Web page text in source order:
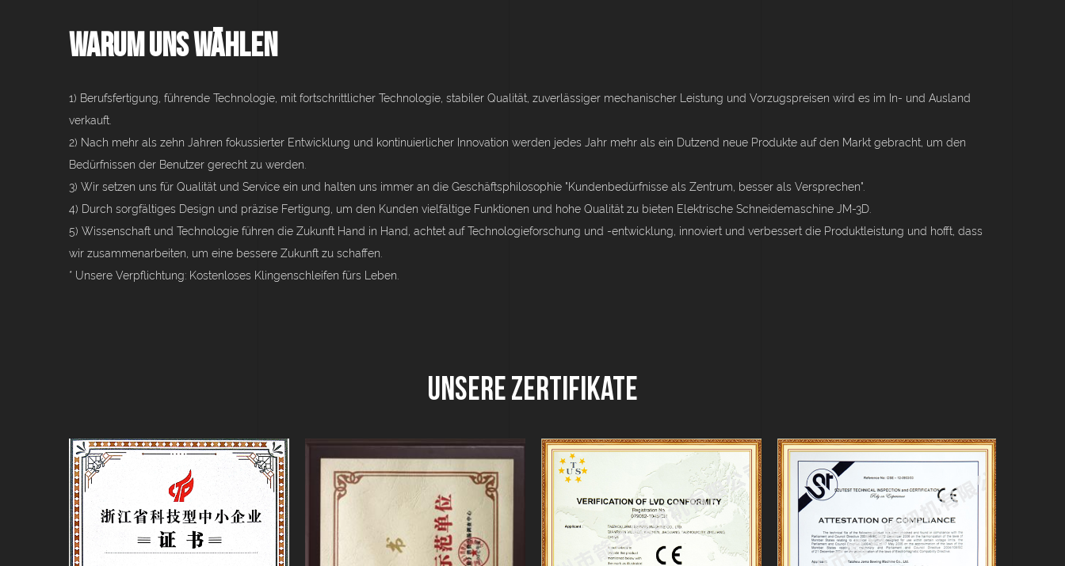
Warum uns wählen
1) Berufsfertigung, führende Technologie, mit fortschrittlicher Technologie, stabiler Qualität, zuverlässiger mechanischer Leistung und Vorzugspreisen wird es im In- und Ausland
verkauft.
2) Nach mehr als zehn Jahren fokussierter Entwicklung und kontinuierlicher Innovation werden jedes Jahr mehr als ein Dutzend neue Produkte auf den Markt gebracht, um den
Bedürfnissen der Benutzer gerecht zu werden.
3) Wir setzen uns für Qualität und Service ein und halten uns immer an die Geschäftsphilosophie "Kundenbedürfnisse als Zentrum, besser als Versprechen".
4) Durch sorgfältiges Design und präzise Fertigung, um den Kunden vielfältige Funktionen und hohe Qualität zu bieten Elektrische Schneidemaschine JM-3D.
5) Wissenschaft und Technologie führen die Zukunft Hand in Hand, achtet auf Technologieforschung und -entwicklung, innoviert und verbessert die Produktleistung und hofft, dass
wir zusammenarbeiten, um eine bessere Zukunft zu schaffen.
* Unsere Verpflichtung: Kostenloses Klingenschleifen fürs Leben.
Unsere Zertifikate